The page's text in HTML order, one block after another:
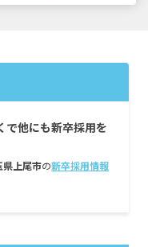
ロアリーダー）
他にも新卒採用を
県上尾市の新卒採用情報